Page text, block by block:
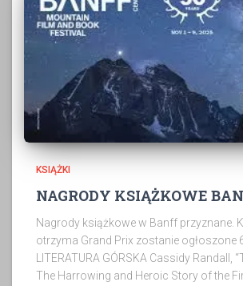
KSIĄŻKI
NAGRODY KSIĄŻKOWE
Nagrody książkowe w Banff przyznane.
otrzyma Grand Prix zostanie ogłoszone
LITERATURA GÓRSKA Cassidy Randall,
The Harrowing and Heroic Story of the